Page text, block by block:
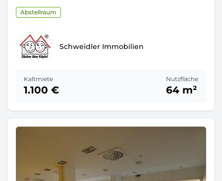
Abstellraum
Schweidler Immobilien
Kaltmiete
1.100 €
Nutzfläche
64 m²